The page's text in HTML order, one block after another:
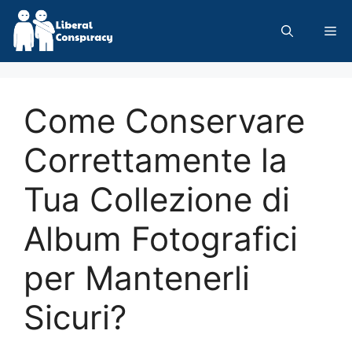
Skip
content
Come Conservare
Correttamente la
Tua Collezione di
Album Fotografici
per Mantenerli
Sicuri?